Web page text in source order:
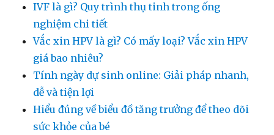
IVF là gì? Quy trình thụ tinh trong ống
nghiệm chi tiết
Vắc xin HPV là gì? Có mấy loại? Vắc xin HPV
giá bao nhiêu?
Tính ngày dự sinh online: Giải pháp nhanh,
dễ và tiện lợi
Hiểu đúng về biểu đồ tăng trưởng để theo dõi
sức khỏe của bé